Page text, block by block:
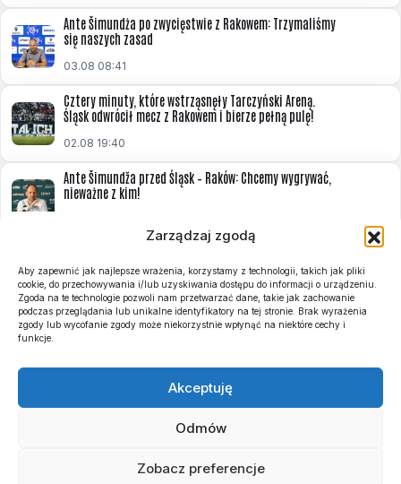
Zarządzaj zgodą
Aby zapewnić jak najlepsze wrażenia, korzystamy z technologii, takich jak pliki
cookie, do przechowywania i/lub uzyskiwania dostępu do informacji o urządzeniu.
Zgoda na te technologie pozwoli nam przetwarzać dane, takie jak zachowanie
podczas przeglądania lub unikalne identyfikatory na tej stronie. Brak wyrażenia
zgody lub wycofanie zgody może niekorzystnie wpłynąć na niektóre cechy i
funkcje.
Akceptuję
Odmów
Zobacz preferencje
Ante Šimundża po zwycięstwie z Rakowem: Trzymaliśmy
się naszych zasad
03.08 08:41
Cztery minuty, które wstrząsnęły Tarczyński Areną.
Śląsk odwrócił mecz z Rakowem i bierze pełną pulę!
02.08 19:40
Ante Šimundža przed Śląsk – Raków: Chcemy wygrywać,
nieważne z kim!
2026/2027. Start pod koniec września!
31.07 12:23
Szymon Marciniak sędzią meczu Śląsk Wrocław – Raków
Prawa autorskie © 2019-2025 WrocławskiSport.pl